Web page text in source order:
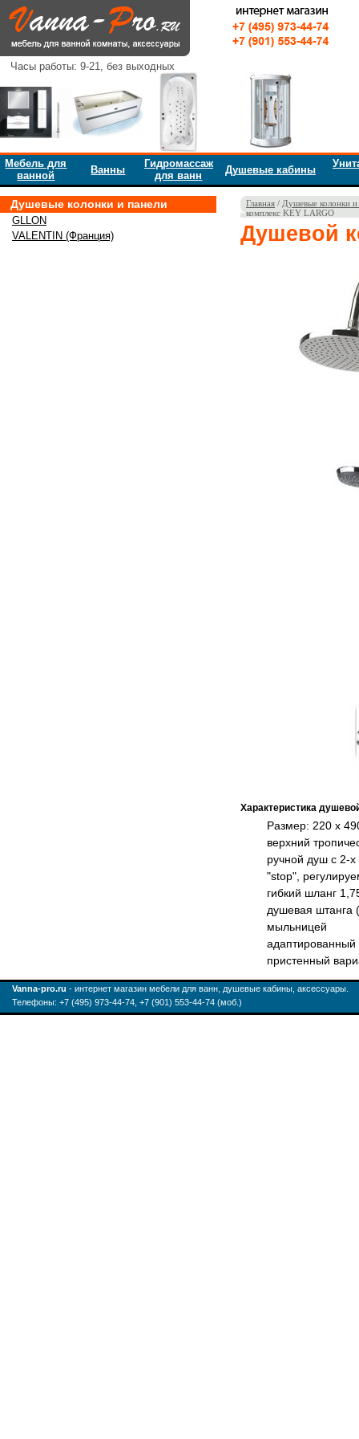
Часы работы: 9-21, без выходных
Мебель для
ванной
Ванны
Гидромассаж
для ванн
Душевые кабины
Душевые колонки и панели
GLLON
VALENTIN (Франция)
Главная / Душевые колонки и
комплекс KEY LARGO
Душевой
Характеристика
Размер: 220 х
верхний
ручной душ с 2-
"stop",
гибкий шланг
душевая штанга
мыльницей
адаптированный
пристенный
Vanna-pro.ru - интернет магазин мебели для ванн, душевые кабины, аксессуары.
Телефоны: +7 (495) 973-44-74, +7 (901) 553-44-74 (моб.)